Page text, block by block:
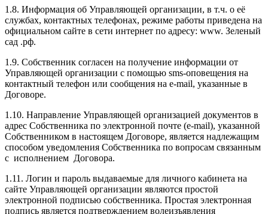
1.8. Информация об Управляющей организации, в т.ч. о её
службах, контактных телефонах, режиме работы приведена на
официальном сайте в сети интернет по адресу: www. Зеленый
сад .рф.
1.9. Собственник согласен на получение информации от
Управляющей организации с помощью sms-оповещения на
контактный телефон или сообщения на e-mail, указанные в
Договоре.
1.10. Направление Управляющей организацией документов в
адрес Собственника по электронной почте (e-mail), указанной
Собственником в настоящем Договоре, является надлежащим
способом уведомления Собственника по вопросам связанным
с исполнением Договора.
1.11. Логин и пароль выдаваемые для личного кабинета на
сайте Управляющей организации являются простой
электронной подписью собственника. Простая электронная
подпись является подтверждением волеизъявления